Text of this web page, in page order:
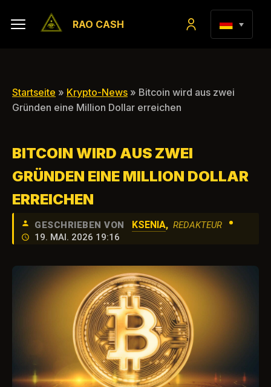
RAO CASH
Startseite » Krypto-News » Bitcoin wird aus zwei
Gründen eine Million Dollar erreichen
BITCOIN WIRD AUS ZWEI
GRÜNDEN EINE MILLION DOLLAR
ERREICHEN
GESCHRIEBEN VON KSENIA, REDAKTEUR •
19. MAI. 2026 19:16